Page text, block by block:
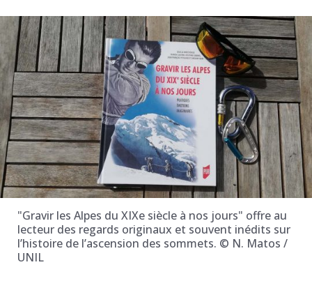
"Gravir les Alpes du XIXe siècle à nos jours" offre au
lecteur des regards originaux et souvent inédits sur
l’histoire de l’ascension des sommets. © N. Matos /
UNIL